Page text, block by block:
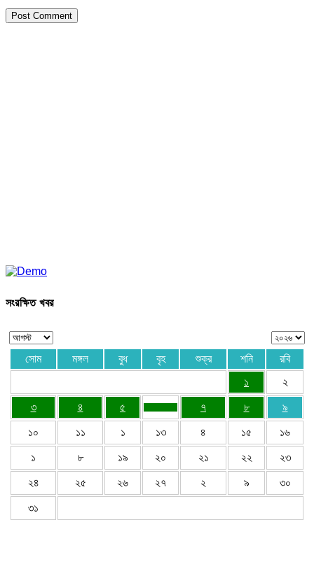
সংরক্ষিত খবর
সোম মঙ্গল বুধ বৃহ শুক্র শনি
রবি
১
২
৩ ৪ ৫ ৭ ৮ ৯
১০ ১১ ১ ১৩ ৪ ১৫ ১৬
১ ৮ ১৯ ২০ ২১ ২২ ২৩
২৪ ২৫ ২৬ ২৭ ২ ৯ ৩০
৩১